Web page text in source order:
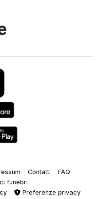
Contatti
FAQ
funebri
Preferenze privacy